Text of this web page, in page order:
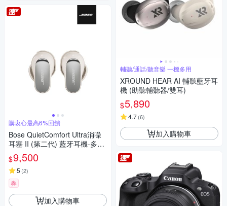
購衷心最高6%回饋
Bose QuietComfort Ultra消噪
耳塞 II (第二代) 藍牙耳機-多色
選
$9,500
5 (2)
券
加入購物車
輔聽/通話/聽音樂 一機多用
XROUND HEAR AI 輔聽藍牙耳
機 (助聽輔聽器/雙耳)
$5,890
4.7(6)
加入購物車